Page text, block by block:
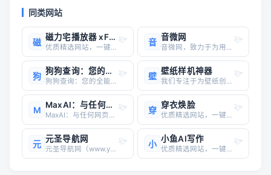
同类网站
磁 磁力宅播放器 xFuse
优质精选网站，一键直达
音 音微网
音微网，致力于为用户打造一站式音乐服务平台，提供海量最新音乐,高品质音乐,无损音乐、MV、铃声等资源，涵盖最新流行、经典老歌、影视原声、独立音乐等多种风格，满足你多样化的音乐需求。
狗 狗狗查询：您的全能域名信息助手
狗狗查询：您的全能域名信息助手网址： https://www.ggcx.com/简介：狗狗查询平台致力于为用户提供全面、便捷的域名信息查询服务。无论您是域名投资者、网站管理员，还是对域名信息感兴趣的普通用户，狗狗查询都能满足您的需求。主要功能： 域名查询： 快速
壁 壁纸样机神器
我们专注于为壁纸创作者、设计师及博主们提供一款高效便捷的壁纸样机工具，让您的壁纸作品瞬间跃然于各类真实设备之上，展现无限创意与魅力1功能特点包括：模板布局多样性：提供广泛的模板选项，用户可依据个人设计需求挑选。内屏模版设置：提供不同的内屏样式，用户可依据壁纸风格需求挑选。品牌标识整合
M MaxAI：与任何网页聊天，阅读更快，写作更佳
MaxAI：与任何网页聊天，阅读更快，写作更佳简介： MaxAI 是一个革命性的在线工具，旨在提升您的网页浏览体验。通过集成先进的AI技术，如DeepSeek、o3、GPT-4o、Claude-3.5和Gemini-2.0，MaxAI 提供了多种功能，包括摘要生成、搜索、解释、分析、翻译和写
穿 穿衣焕脸
优质精选网站，一键直达
元 元圣导航网
元圣导航网（www.yuansage.com）是专注IT技术方面的网址导航。网址类型包括：博客网站，资源网站，IDC网站，论坛网站，支付网站，开发文档，API接口
小 小鱼AI写作
优质精选网站，一键直达